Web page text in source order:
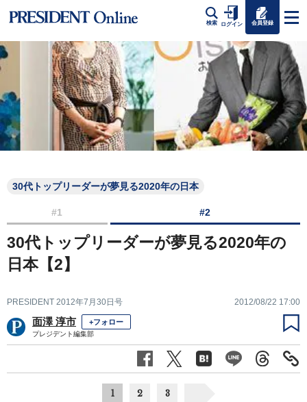
検索 ログイン 会員登録
30代トップリーダーが夢見る2020年の日本
#1 #2
30代トップリーダーが夢見る2020年の
日本【2】
PRESIDENT 2012年7月30日号 2012/08/22 17:00
面澤 淳市 +フォロー
プレジデント編集部
1 2 3